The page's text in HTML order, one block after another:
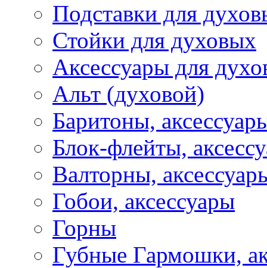
Подставки для
Стойки для духовых
Аксессуары для
Альт (духовой)
Баритоны,
Блок-флейты,
Валторны,
Гобои, аксессуары
Горны
Губные Гармошки,